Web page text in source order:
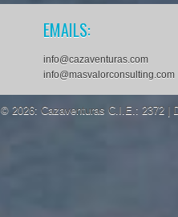
EMAILS:
info@cazaventuras.com
info@masvalorconsulting.com
© 2026: Cazaventuras C.I.E.: 2372 |